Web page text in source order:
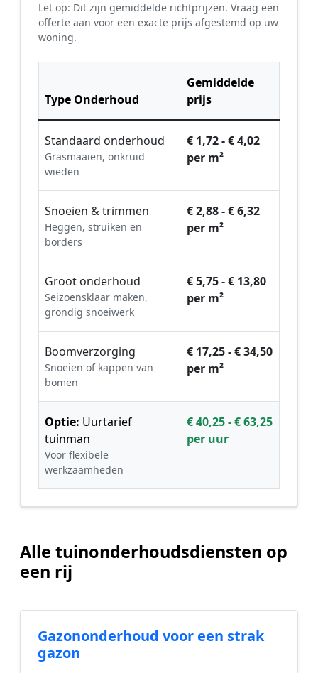
Let op: Dit zijn gemiddelde richtprijzen. Vraag een
offerte aan voor een exacte prijs afgestemd op uw
woning.
Type Onderhoud
Gemiddelde
prijs
Standaard onderhoud
Grasmaaien, onkruid
wieden
€ 1,72 - € 4,02
per m²
Snoeien & trimmen
Heggen, struiken en
borders
€ 2,88 - € 6,32
per m²
Groot onderhoud
Seizoensklaar maken,
grondig snoeiwerk
€ 5,75 - € 13,80
per m²
Boomverzorging
Snoeien of kappen van
bomen
€ 17,25 - € 34,50
per m²
Optie: Uurtarief
tuinman
Voor flexibele
werkzaamheden
€ 40,25 - € 63,25
per uur
Alle tuinonderhoudsdiensten op
een rij
Gazononderhoud voor een strak
gazon